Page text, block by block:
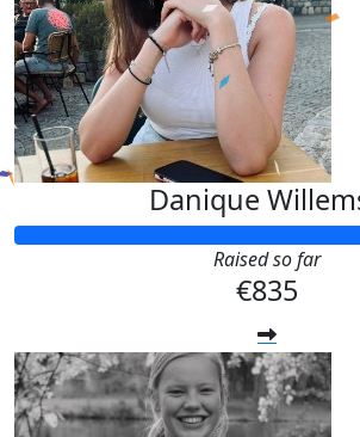
Danique
Raised so far
€835